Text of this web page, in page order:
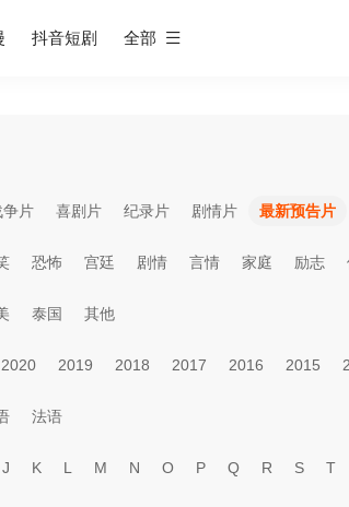
抖音短剧 全部
争片 喜剧片 纪录片 剧情片 最新预告片
恐怖 宫廷 剧情 言情 家庭 励志
泰国 其他
2020 2019 2018 2017 2016 2015
法语
J K L M N O P Q R S T